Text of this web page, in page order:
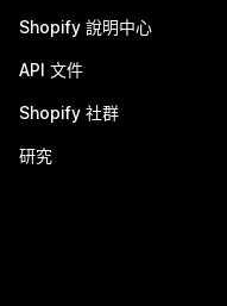
Shopify 說明中心
API 文件
Shopify 社群
研究